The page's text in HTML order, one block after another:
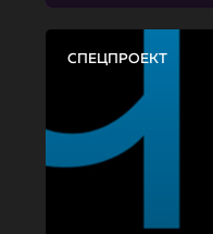
СПЕЦПРОЕКТ